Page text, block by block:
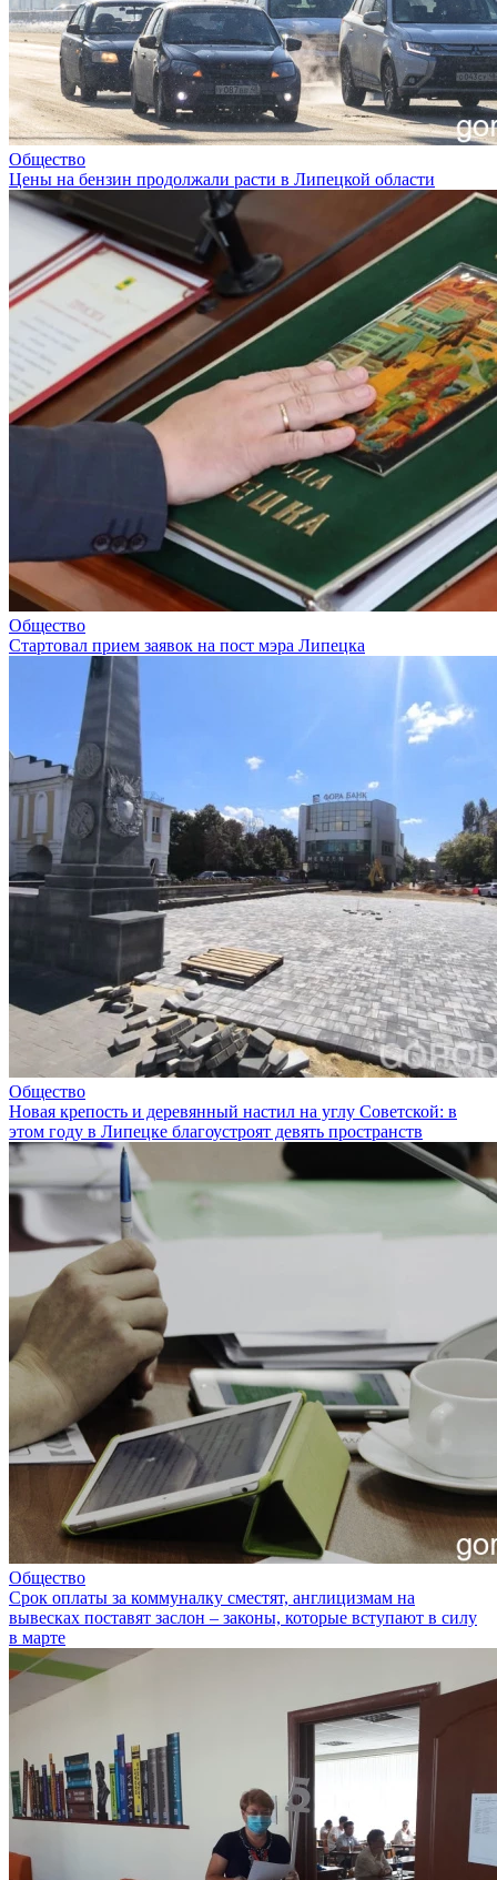
Общество
Цены на бензин продолжали расти в Липецкой области
Общество
Стартовал прием заявок на пост мэра Липецка
Общество
Новая крепость и деревянный настил на углу Советской: в
этом году в Липецке благоустроят девять пространств
Общество
Срок оплаты за коммуналку сместят, англицизмам на
вывесках поставят заслон – законы, которые вступают в силу
в марте